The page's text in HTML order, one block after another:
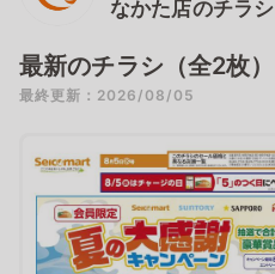
なかた店のチラシ
最新のチラシ（全2枚）
最終更新：2026/08/05